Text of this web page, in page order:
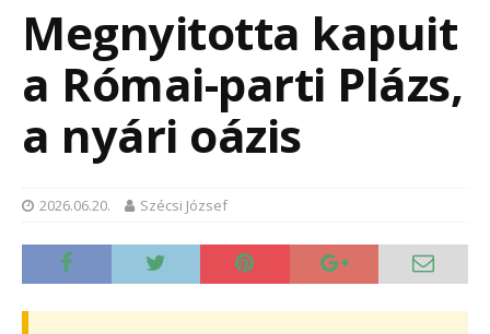
Megnyitotta kapuit
a Római-parti Plázs,
a nyári oázis
2026.06.20. Szécsi József